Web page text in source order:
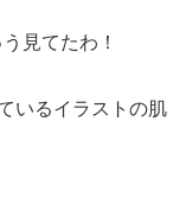
見てたわ！
いるイラストの肌